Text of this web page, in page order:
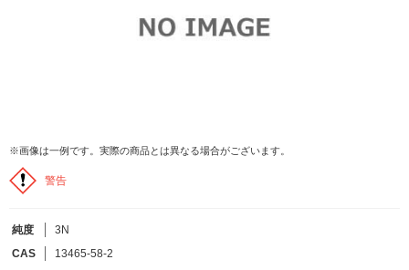
フリーワードで検索
化学式で検索
※画像は一例です。実際の商品とは異なる場合がございます。
警告
純度
3N
CAS
13465-58-2